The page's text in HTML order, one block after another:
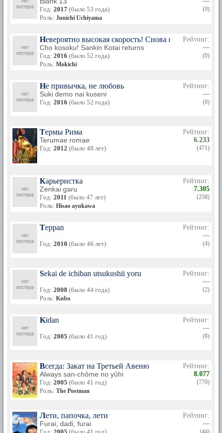
Год: 2017 (было 53 года)
Роль: Junichi Uchiyama
(0)
Невероятно высокая скорость! Снова прибытие на
Cho kosoku! Sankin Kotai returns
Год: 2016 (было 52 года)
Роль: Mokichi
Рейтинг:
—
(0)
Не привычка, не любовь
Suki demo nai kuseni
Год: 2016 (было 52 года)
Рейтинг:
—
(0)
Термы Рима
Terumae romae
Год: 2012 (было 48 лет)
Рейтинг:
6.233
(471)
Карьеристка
Zenkai garu
Год: 2011 (было 47 лет)
Роль: Hisao ayukawa
Рейтинг:
7.305
(258)
Teppan
Год: 2010 (было 46 лет)
Рейтинг:
—
(4)
Sekai de ichiban utsukushii yoru
Год: 2008 (было 44 года)
Роль: Kubo
Рейтинг:
—
(2)
Kidan
Год: 2005 (было 41 год)
Рейтинг:
—
(8)
Всегда: Закат на Третьей Авеню
Always san-chôme no yûhi
Год: 2005 (было 41 год)
Роль: The Postman
Рейтинг:
8.077
(770)
Лети, папочка, лети
Furai, dadi, furai
Рейтинг:
—
(44)